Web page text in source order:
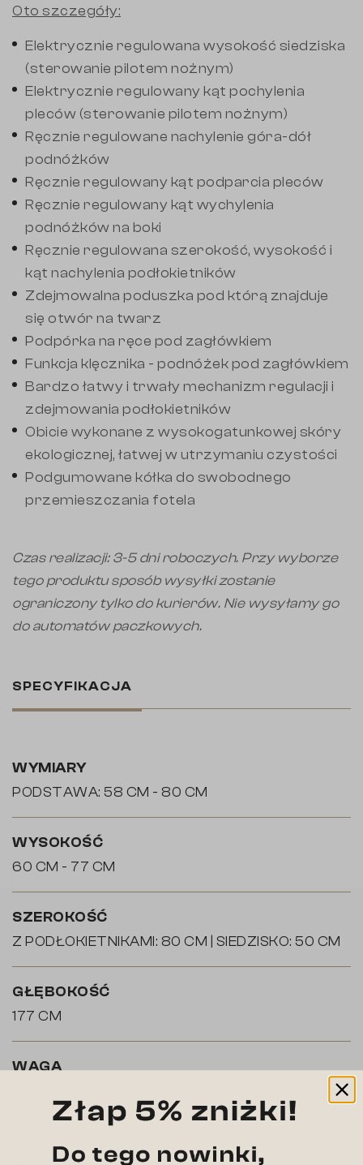
Oto szczegóły:
Elektrycznie regulowana wysokość siedziska
(sterowanie pilotem nożnym)
Elektrycznie regulowany kąt pochylenia
pleców (sterowanie pilotem nożnym)
Ręcznie regulowane nachylenie góra-dół
podnóżków
Ręcznie regulowany kąt podparcia pleców
Ręcznie regulowany kąt wychylenia
podnóżków na boki
Ręcznie regulowana szerokość, wysokość i
kąt nachylenia podłokietników
Zdejmowalna poduszka pod którą znajduje
się otwór na twarz
Podpórka na ręce pod zagłówkiem
Funkcja klęcznika - podnóżek pod zagłówkiem
Bardzo łatwy i trwały mechanizm regulacji i
zdejmowania podłokietników
Obicie wykonane z wysokogatunkowej skóry
ekologicznej, łatwej w utrzymaniu czystości
Podgumowane kółka do swobodnego
przemieszczania fotela
Czas realizacji: 3-5 dni roboczych. Przy wyborze
tego produktu sposób wysyłki zostanie
ograniczony tylko do kurierów. Nie wysyłamy go
do automatów paczkowych.
SPECYFIKACJA
WYMIARY
PODSTAWA: 58 CM - 80 CM
WYSOKOŚĆ
60 CM - 77 CM
SZEROKOŚĆ
Z PODŁOKIETNIKAMI: 80 CM | SIEDZISKO: 50 CM
GŁĘBOKOŚĆ
177 CM
WAGA